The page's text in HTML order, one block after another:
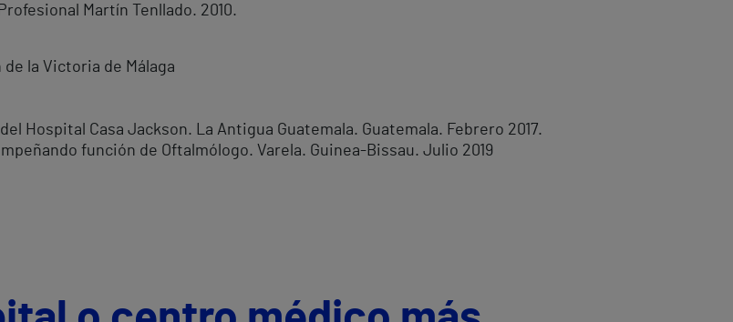
Martín Tenllado. 2010.
la Victoria de Málaga
Hospital Casa Jackson. La Antigua Guatemala. Guatemala. Febrero 2017.
función de Oftalmólogo. Varela. Guinea-Bissau. Julio 2019